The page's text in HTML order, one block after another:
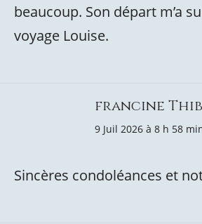
beaucoup. Son départ m’a
voyage Louise.
francine
9 Juil 2026 à 8 h 58
Sincères condoléances et